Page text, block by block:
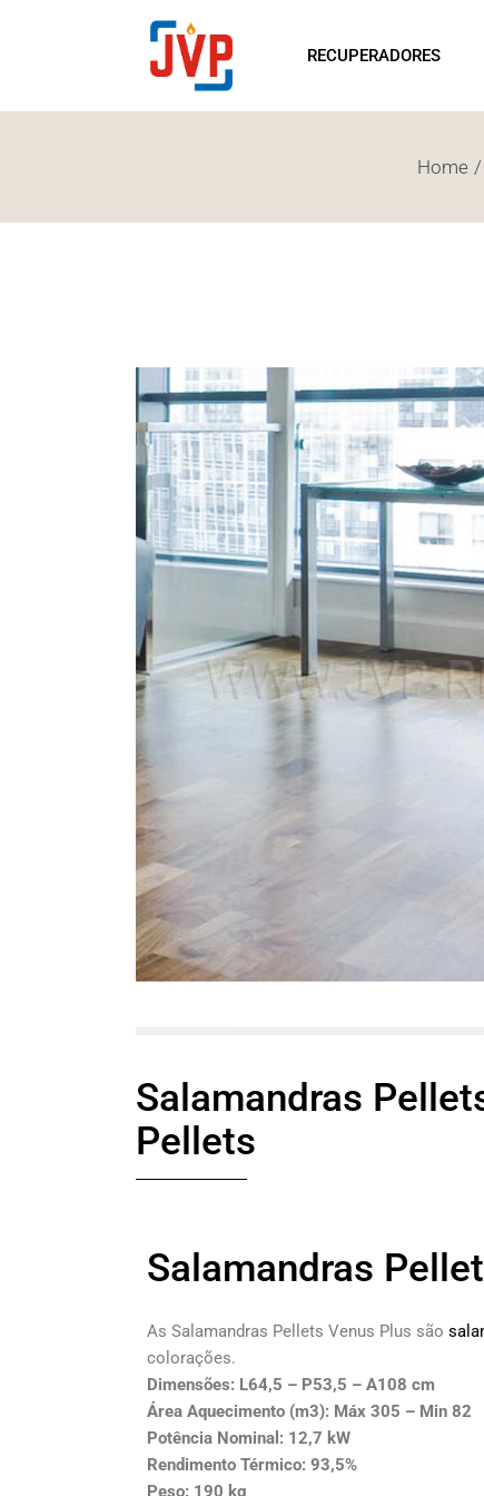
RECUPERADORES
RECUPERADORES
RECUPERADORES
Home
Salamandras
Pellets
Salamandras
As Salamandras Pellets Venus Plus são
colorações.
Dimensões: L64,5 – P53,5 – A108 cm
Área Aquecimento (m3): Máx 305 – Min 82
Potência Nominal: 12,7 kW
Rendimento Térmico: 93,5%
Peso: 190 kg